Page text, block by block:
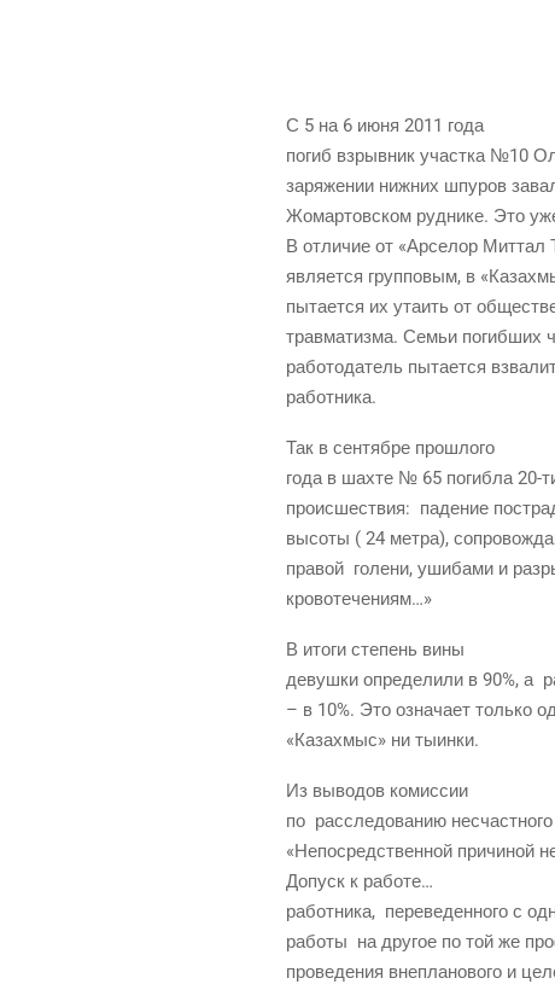
С 5 на 6 июня 2011 года
погиб взрыв­ник участ­ка №10
заря­же­нии ниж­них шпу­ров
Жомар­тов­ском руд­ни­ке. Это
В отли­чие от «Арсе­лор Мит­тал
явля­ет­ся груп­по­вым, в
пыта­ет­ся их ута­ить от
трав­ма­тиз­ма. Семьи погиб­ших
рабо­то­да­тель пыта­ет­ся
работника.
Так в сен­тяб­ре прошлого
года в шах­те № 65 погиб­ла 20-
про­ис­ше­ствия: паде­ние
высо­ты ( 24 мет­ра),
пра­вой голе­ни, уши­ба­ми и
кровотечениям…»
В ито­ги сте­пень вины
девуш­ки опре­де­ли­ли в 90%, а
– в 10%. Это озна­ча­ет толь­ко
«Каза­хмыс» ни тыинки.
Из выво­дов комиссии
по рас­сле­до­ва­нию
«Непо­сред­ствен­ной при­чи­ной
Допуск к работе…
работ­ни­ка, пере­ве­ден­но­го с
рабо­ты на дру­гое по той же
про­ве­де­ния вне­пла­но­во­го и